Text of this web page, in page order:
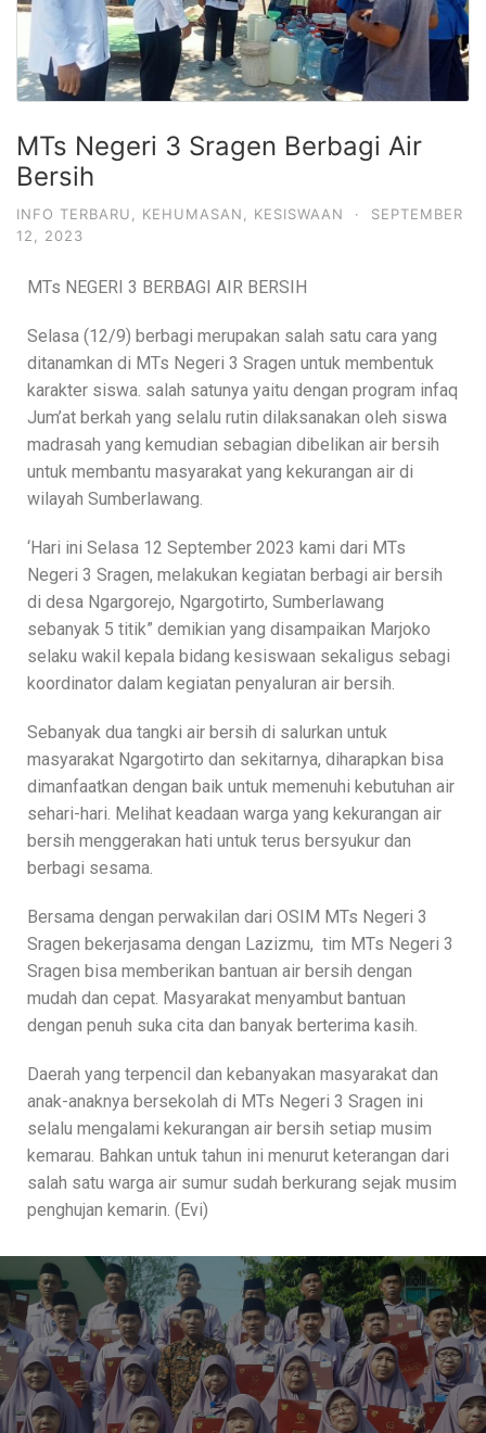
MTs Negeri 3 Sragen Berbagi Air
Bersih
INFO TERBARU KEHUMASAN KESISWAAN ·
SEPTEMBER
12, 2023
MTs NEGERI 3 BERBAGI AIR BERSIH
Selasa (12/9) berbagi merupakan salah satu cara yang
ditanamkan di MTs Negeri 3 Sragen untuk membentuk
karakter siswa. salah satunya yaitu dengan program infaq
Jum’at berkah yang selalu rutin dilaksanakan oleh siswa
madrasah yang kemudian sebagian dibelikan air bersih
untuk membantu masyarakat yang kekurangan air di
wilayah Sumberlawang.
‘Hari ini Selasa 12 September 2023 kami dari MTs
Negeri 3 Sragen, melakukan kegiatan berbagi air bersih
di desa Ngargorejo, Ngargotirto, Sumberlawang
sebanyak 5 titik” demikian yang disampaikan Marjoko
selaku wakil kepala bidang kesiswaan sekaligus sebagi
koordinator dalam kegiatan penyaluran air bersih.
Sebanyak dua tangki air bersih di salurkan untuk
masyarakat Ngargotirto dan sekitarnya, diharapkan bisa
dimanfaatkan dengan baik untuk memenuhi kebutuhan air
sehari-hari. Melihat keadaan warga yang kekurangan air
bersih menggerakan hati untuk terus bersyukur dan
berbagi sesama.
Bersama dengan perwakilan dari OSIM MTs Negeri 3
Sragen bekerjasama dengan Lazizmu, tim MTs Negeri 3
Sragen bisa memberikan bantuan air bersih dengan
mudah dan cepat. Masyarakat menyambut bantuan
dengan penuh suka cita dan banyak berterima kasih.
Daerah yang terpencil dan kebanyakan masyarakat dan
anak-anaknya bersekolah di MTs Negeri 3 Sragen ini
selalu mengalami kekurangan air bersih setiap musim
kemarau. Bahkan untuk tahun ini menurut keterangan dari
salah satu warga air sumur sudah berkurang sejak musim
penghujan kemarin. (Evi)